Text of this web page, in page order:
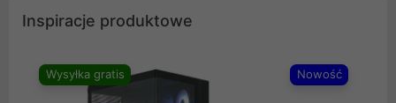
Inspiracje produktowe
Wysyłka gratis Nowość